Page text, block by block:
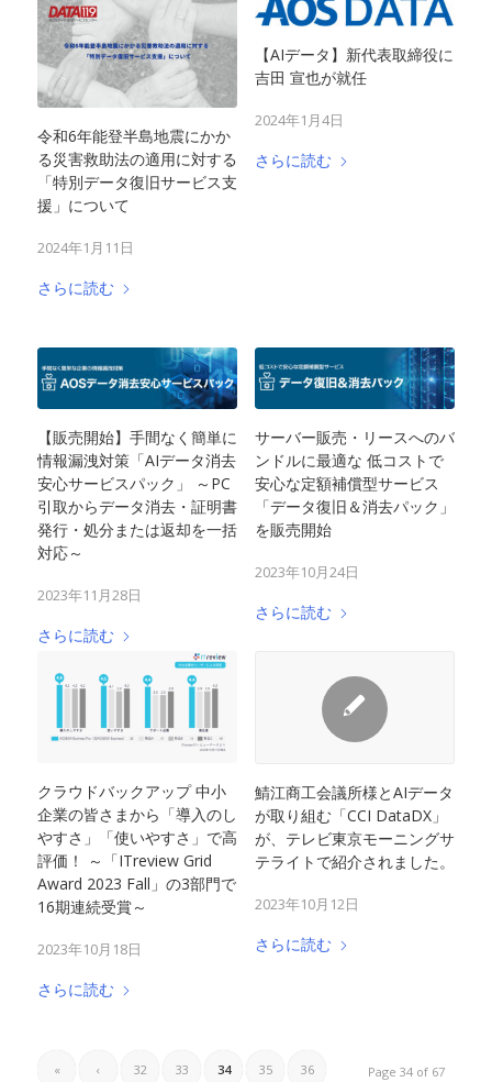
令和6年能登半島地震にかか
る災害救助法の適用に対する
「特別データ復旧サービス支
援」について
2024年1月11日
さらに読む
【AIデータ】新代表取締役に
吉田 宣也が就任
2024年1月4日
さらに読む
【販売開始】手間なく簡単に
情報漏洩対策「AIデータ消去
安心サービスパック」 ～PC
引取からデータ消去・証明書
発行・処分または返却を一括
対応～
2023年11月28日
さらに読む
サーバー販売・リースへのバ
ンドルに最適な 低コストで
安心な定額補償型サービス
「データ復旧＆消去パック」
を販売開始
2023年10月24日
さらに読む
クラウドバックアップ 中小
企業の皆さまから「導入のし
やすさ」「使いやすさ」で高
評価！ ～「ITreview Grid
Award 2023 Fall」の3部門で
16期連続受賞～
2023年10月18日
さらに読む
鯖江商工会議所様とAIデータ
が取り組む「CCI DataDX」
が、テレビ東京モーニングサ
テライトで紹介されました。
2023年10月12日
さらに読む
Page 34 of 67
« ‹ 32 33 34 35 36